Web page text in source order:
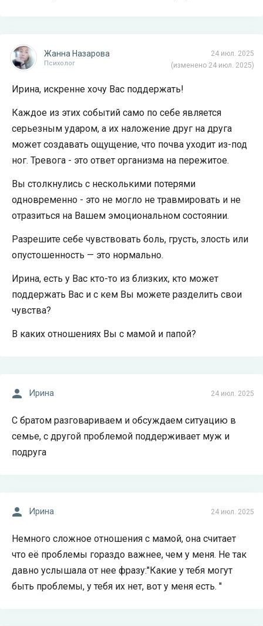
24 июл. 2025
(изменено 24 июл. 2025)
Жанна Назарова
Психолог
Ирина, искренне хочу Вас поддержать!
Каждое из этих событий само по себе является
серьезным ударом, а их наложение друг на друга
может создавать ощущение, что почва уходит из-под
ног. Тревога - это ответ организма на пережитое.
Вы столкнулись с несколькими потерями
одновременно - это не могло не травмировать и не
отразиться на Вашем эмоциональном состоянии.
Разрешите себе чувствовать боль, грусть, злость или
опустошенность — это нормально.
Ирина, есть у Вас кто-то из близких, кто может
поддержать Вас и с кем Вы можете разделить свои
чувства?
В каких отношениях Вы с мамой и папой?
24 июл. 2025
Ирина
С братом разговариваем и обсуждаем ситуацию в
семье, с другой проблемой поддерживает муж и
подруга
24 июл. 2025
Ирина
Немного сложное отношения с мамой, она считает
что её проблемы гораздо важнее, чем у меня. Не так
давно услышала от нее фразу:"Какие у тебя могут
быть проблемы, у тебя их нет, вот у меня есть. "